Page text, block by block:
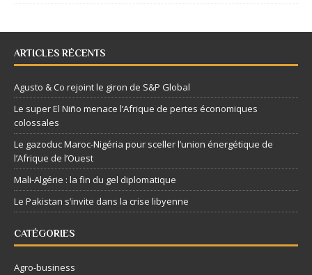
ARTICLES RÉCENTS
Agusto & Co rejoint le giron de S&P Global
Le super El Niño menace l’Afrique de pertes économiques
colossales
Le gazoduc Maroc-Nigéria pour sceller l’union énergétique de
l’Afrique de l’Ouest
Mali-Algérie : la fin du gel diplomatique
Le Pakistan s’invite dans la crise libyenne
CATÉGORIES
Agro-business